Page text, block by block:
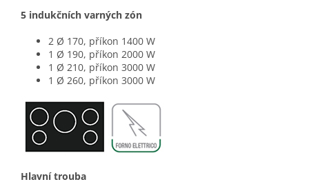
5 indukčních varných zón
2 Ø 170, příkon 1400 W
1 Ø 190, příkon 2000 W
1 Ø 210, příkon 3000 W
1 Ø 260, příkon 3000 W
Hlavní trouba